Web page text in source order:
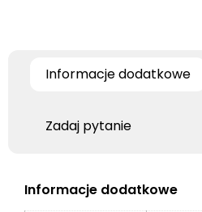
Informacje dodatkowe
Zadaj pytanie
Informacje dodatkowe